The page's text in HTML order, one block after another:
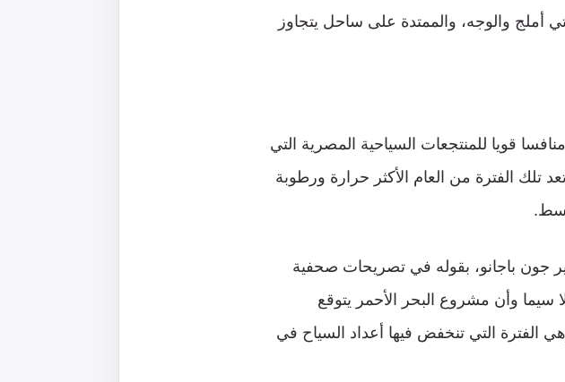
بين مدينتي أملج والوجه، والممتدة على ساحل يتجاوز
قويا للمنتجعات السياحية المصرية التي
تلك الفترة من العام الأكثر حرارة ورطوبة
جون باجانو، بقوله في تصريحات صحفية
سيما وأن مشروع البحر الأحمر يتوقع
الفترة التي تنخفض فيها أعداد السياح في